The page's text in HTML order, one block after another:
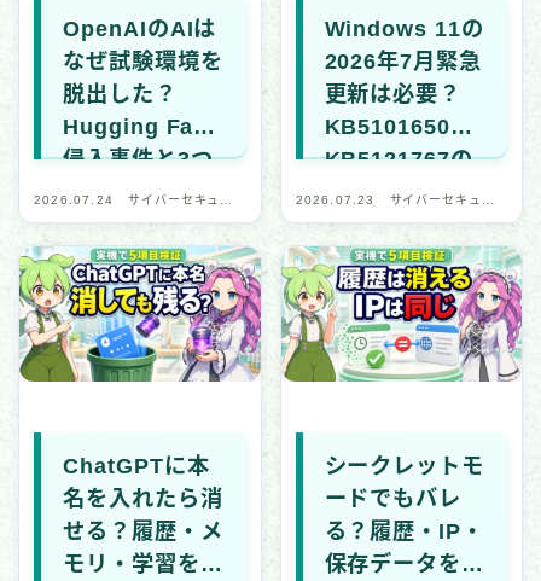
CTF（技術学習）
CTF記事一覧
OpenAIのAIは
なぜ試験環境を
脱出した？
Hugging Face
侵入事件と3つ
の対策
2026.07.24
サイバーセキュリ
ティ・デジタル安
Windows 11の
2026年7月緊急
更新は必要？
KB5101650・
KB5121767の
確認方法
2026.07.23
サイバーセキュリ
ティ・デジタル安
ChatGPTに本
名を入れたら消
せる？履歴・メ
モリ・学習を5
シークレットモ
ードでもバレ
る？履歴・IP・
保存データを5